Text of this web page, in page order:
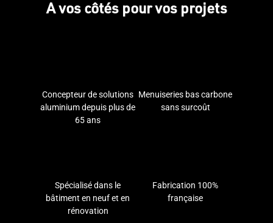
A vos côtés pour vos projets
Concepteur de solutions
aluminium depuis plus de
65 ans
Menuiseries bas carbone
sans surcoût
Spécialisé dans le
bâtiment en neuf et en
rénovation
Fabrication 100%
française